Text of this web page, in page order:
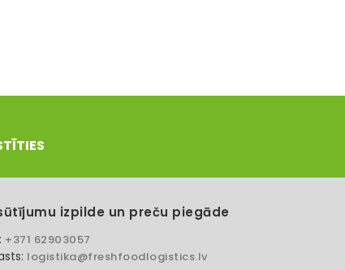
izpilde un preču piegāde
+371 62903057
logistika@freshfoodlogistics.lv